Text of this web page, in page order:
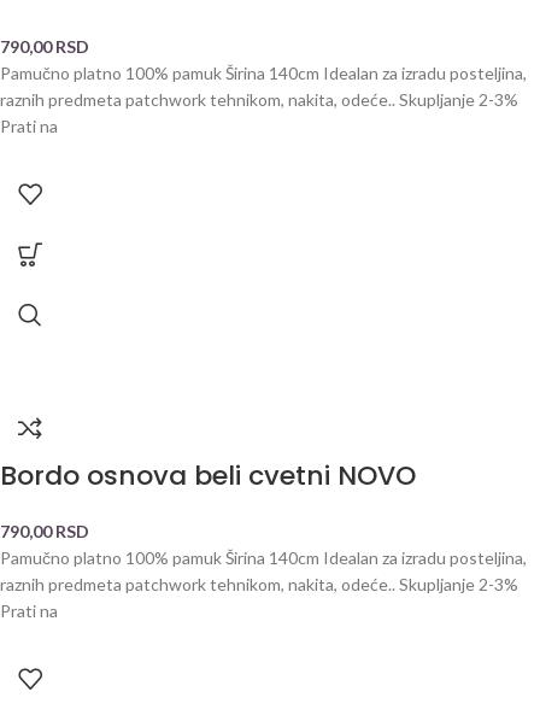
790,00RSD
Pamučno platno 100% pamuk Širina 140cm Idealan za izradu posteljina,
raznih predmeta patchwork tehnikom, nakita, odeće.. Skupljanje 2-3%
Prati na
Bordo osnova beli cvetni NOVO
790,00RSD
Pamučno platno 100% pamuk Širina 140cm Idealan za izradu posteljina,
raznih predmeta patchwork tehnikom, nakita, odeće.. Skupljanje 2-3%
Prati na